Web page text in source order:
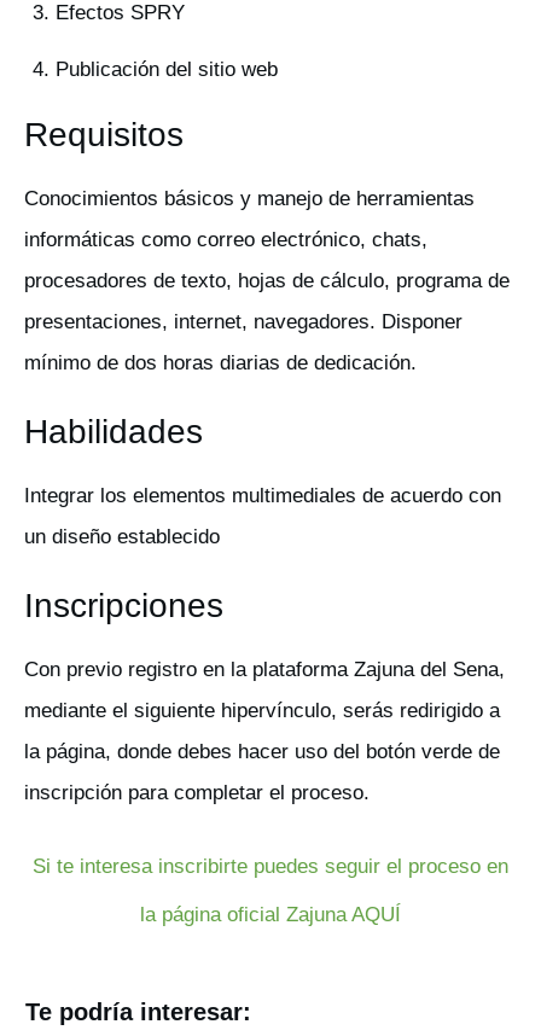
Efectos SPRY
Publicación del sitio web
Requisitos
Conocimientos básicos y manejo de herramientas
informáticas como correo electrónico, chats,
procesadores de texto, hojas de cálculo, programa de
presentaciones, internet, navegadores. Disponer
mínimo de dos horas diarias de dedicación.
Habilidades
Integrar los elementos multimediales de acuerdo con
un diseño establecido
Inscripciones
Con previo registro en la plataforma Zajuna del Sena,
mediante el siguiente hipervínculo, serás redirigido a
la página, donde debes hacer uso del botón verde de
inscripción para completar el proceso.
Si te interesa inscribirte puedes seguir el proceso en
la página oficial Zajuna AQUÍ
Te podría interesar: